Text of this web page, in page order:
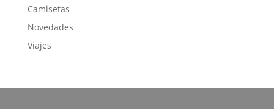
Camisetas
Novedades
Viajes